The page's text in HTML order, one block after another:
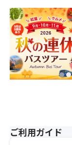
ご利用ガイド